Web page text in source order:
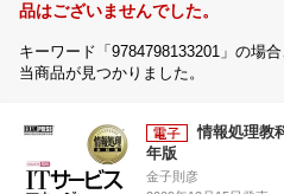
品はございませんでした。
キーワード「9784798133201」の場
当商品が見つかりました。
情報処理教
年版
金子則彦